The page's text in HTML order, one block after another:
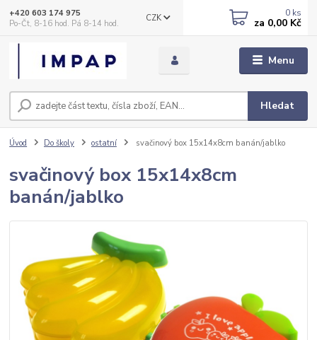
Menu
CZK
Hledat
+420 603 174 975
Po-Čt, 8-16 hod. Pá 8-14 hod.
0 ks
za 0,00 Kč
Úvod Do školy ostatní svačinový box 15x14x8cm banán/jablko
svačinový box 15x14x8cm
banán/jablko